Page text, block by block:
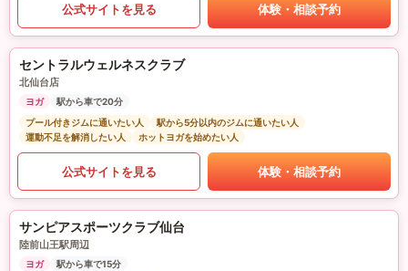
公式サイトを見る 体験・相談予約
セントラルウェルネスクラブ
北仙台店
ヨガ
駅から車で20分
プール付きジムに通いたい人
駅から5分以内のジムに通いたい人
運動不足を解消したい人
ホットヨガを始めたい人
公式サイトを見る 体験・相談予約
サンピアスポーツクラブ仙台
陸前山王駅周辺
ヨガ
駅から車で15分